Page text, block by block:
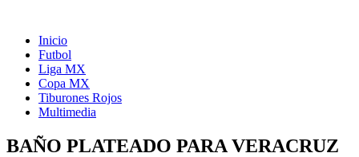
Inicio
Futbol
Liga MX
Copa MX
Tiburones Rojos
Multimedia
BAÑO PLATEADO PARA VERACRUZ